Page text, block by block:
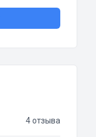
4 отзыва